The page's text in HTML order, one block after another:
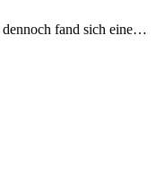
dennoch fand sich eine…